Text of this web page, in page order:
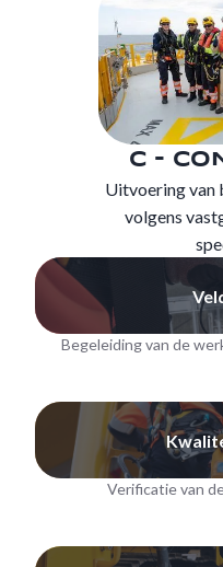
C -
Uitvoering van
volgens
Begeleiding van de
Verificatie van